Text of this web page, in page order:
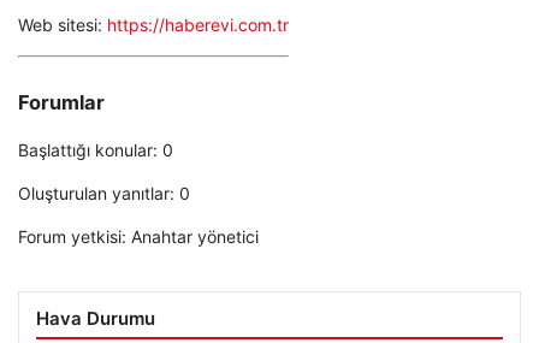
Web sitesi: https://haberevi.com.tr
Forumlar
Başlattığı konular: 0
Oluşturulan yanıtlar: 0
Forum yetkisi: Anahtar yönetici
Hava Durumu